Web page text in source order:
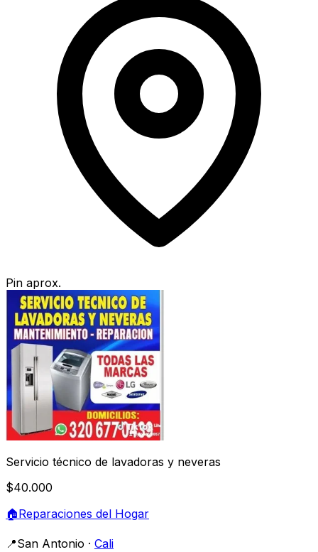
Pin aprox.
Servicio técnico de lavadoras y neveras
$40.000
🏠Reparaciones del Hogar
📍San Antonio · Cali